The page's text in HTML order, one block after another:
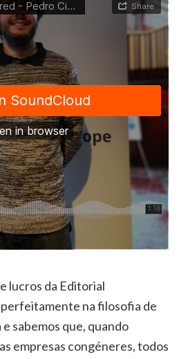
lucros da Editorial
na filosofia de
sabemos que, quando
empresas congéneres, todos